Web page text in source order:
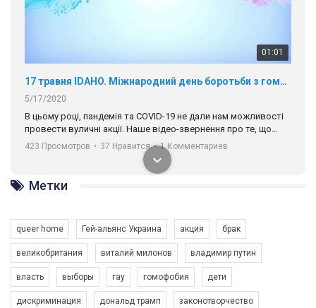
01:01
17 травня IDAHO. Міжнародний день боротьби з гомофобією трансфобією і біфобія.
5/17/2020
В цьому році, пандемія та COVІD-19 не дали нам можливості
провести вуличні акції. Наше відео-звернення про те, що
навіть коли ми у різних містах та не можемо зустрінеться, ми
разом. Ми закликаємо всіх хто поділяє цінності рівності та
солідарності, приєднатися до нас. Регіональні підрозділи
ГАУ є в 16 областях України.
Разом наш голос лунає гучніше!
423 Просмотров • 37 Нравится • 1 Комментариев
Метки
queer home Гей-альянс Украина акция брак
великобритания виталий милонов владимир путин
власть выборы гау гомофобия дети
дискриминация дональд трамп законотворчество